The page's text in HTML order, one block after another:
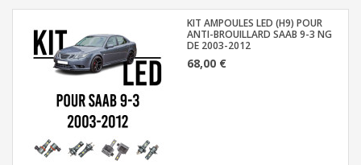
KIT AMPOULES LED (H9) POUR
ANTI-BROUILLARD SAAB 9-3 NG
DE 2003-2012
68,00 €